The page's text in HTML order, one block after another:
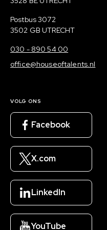
Postadres
Postbus 3072
3502 GB UTRECHT
030 - 890 54 00
office@houseoftalents.nl
VOLG ONS
Facebook
X.com
LinkedIn
YouTube